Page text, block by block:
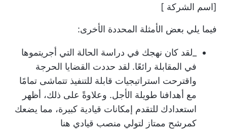
[اسم الشركة ]
فيما يلي بعض الأمثلة المحددة الأخرى:
_لقد كان نهجك في دراسة الحالة التي أجريتموها
في المقابلة رائعًا. لقد حددت القضايا الحرجة
واقترحت استراتيجيات قابلة للتنفيذ تتماشى تمامًا
مع أهدافنا طويلة الأجل. وعلاوةً على ذلك، أظهر
استعدادك للتقدم إمكانات قيادية كبيرة، مما يضعك
كمرشح ممتاز لتولي منصب قيادي هنا